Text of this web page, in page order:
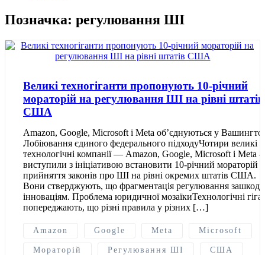
Позначка: регулювання ШІ
Великі техногіганти пропонують 10-річний
мораторій на регулювання ШІ на рівні штатів
США
Amazon, Google, Microsoft і Meta об’єднуються у
Лобіювання єдиного федерального підходуЧотири великі
технологічні компанії — Amazon, Google, Microsoft і Meta
виступили з ініціативою встановити 10-річний мораторій
прийняття законів про ШІ на рівні окремих штатів США.
Вони стверджують, що фрагментація регулювання
інноваціям. Проблема юридичної мозаїкиТехнологічні
попереджають, що різні правила у різних […]
Amazon Google Meta Microsoft
Мораторій Регулювання ШІ США